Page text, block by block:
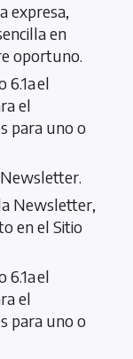
expresa,
en
oportuno.
el
el
para uno o
Newsletter,
en el Sitio
el
el
para uno o